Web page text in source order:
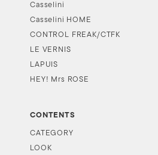
Casselini
Casselini HOME
CONTROL FREAK/CTFK
LE VERNIS
LAPUIS
HEY! Mrs ROSE
CONTENTS
CATEGORY
LOOK